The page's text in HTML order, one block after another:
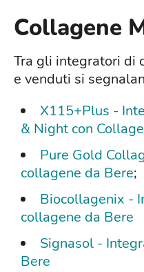
Collagene
Tra gli integratori di
e venduti si
X115+Plus -
& Night con
Pure Gold
collagene da Bere;
Biocollagenix -
collagene da Bere
Signasol -
Bere